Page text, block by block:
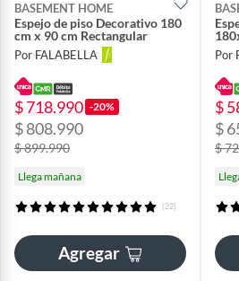
BASEMENT HOME
Espejo de piso Decorativo 180
cm x 90 cm Rectangular
Por FALABELLA
$ 718.990 -20%
$ 808.990
$ 899.990
Llega mañana
(22)
Agregar
Por
$
$
$